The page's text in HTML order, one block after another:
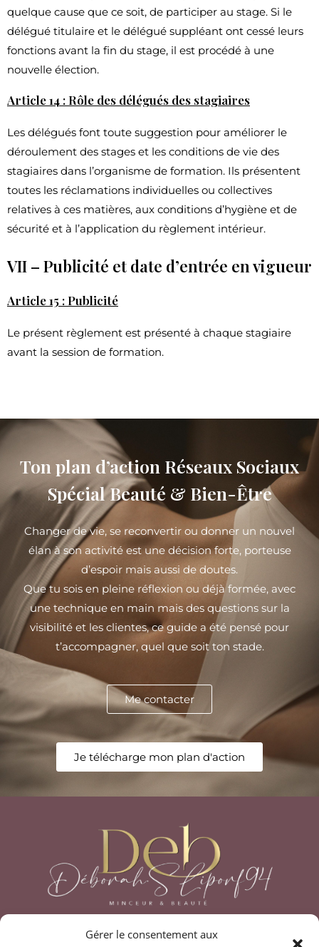
Gérer le consentement aux
quelque cause que ce soit, de participer au stage. Si le
délégué titulaire et le délégué suppléant ont cessé leurs
fonctions avant la fin du stage, il est procédé à une
nouvelle élection.
Article 14 : Rôle des délégués des stagiaires
Les délégués font toute suggestion pour améliorer le
déroulement des stages et les conditions de vie des
stagiaires dans l’organisme de formation. Ils présentent
toutes les réclamations individuelles ou collectives
relatives à ces matières, aux conditions d’hygiène et de
sécurité et à l’application du règlement intérieur.
VII – Publicité et date d’entrée en vigueur
Article 15 : Publicité
Le présent règlement est présenté à chaque stagiaire
avant la session de formation.
Ton plan d’action Réseaux Sociaux
Spécial Beauté & Bien-Être
Changer de vie, se reconvertir ou donner un nouvel
élan à son activité est une décision forte, porteuse
d’espoir mais aussi de doutes.
Que tu sois en pleine réflexion ou déjà formée, avec
une technique en main mais des questions sur la
visibilité et les clientes, ce guide a été pensé pour
t’accompagner, quel que soit ton stade.
Me contacter
Je télécharge mon plan d'action